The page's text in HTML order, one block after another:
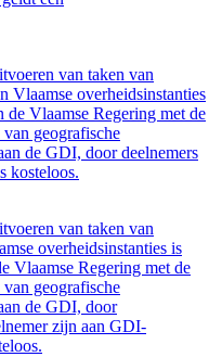
van taken van
Vlaamse overheidsinstanties
Vlaamse Regering met de
geografische
de GDI, door deelnemers
kosteloos.
van taken van
overheidsinstanties is
Vlaamse Regering met de
geografische
de GDI, door
zijn aan GDI-